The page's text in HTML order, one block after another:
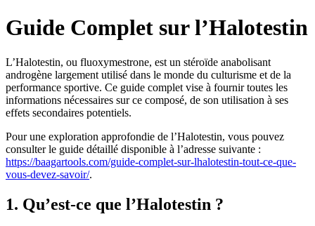
Guide Complet sur l’Halotestin
L’Halotestin, ou fluoxymestrone, est un stéroïde anabolisant
androgène largement utilisé dans le monde du culturisme et de la
performance sportive. Ce guide complet vise à fournir toutes les
informations nécessaires sur ce composé, de son utilisation à ses
effets secondaires potentiels.
Pour une exploration approfondie de l’Halotestin, vous pouvez
consulter le guide détaillé disponible à l’adresse suivante :
https://baagartools.com/guide-complet-sur-lhalotestin-tout-ce-que-
vous-devez-savoir/.
1. Qu’est-ce que l’Halotestin ?